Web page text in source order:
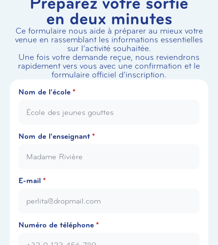
en deux minutes
Ce formulaire nous aide à préparer au mieux votre
venue en rassemblant les informations essentielles
sur l’activité souhaitée.
Une fois votre demande reçue, nous reviendrons
rapidement vers vous avec une confirmation et le
formulaire officiel d’inscription.
Nom de l'école *
Nom de l'enseignant *
E-mail *
Numéro de téléphone *